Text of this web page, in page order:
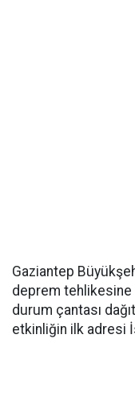
Gaziantep
deprem tehlikesine
durum çantası
etkinliğin ilk adresi